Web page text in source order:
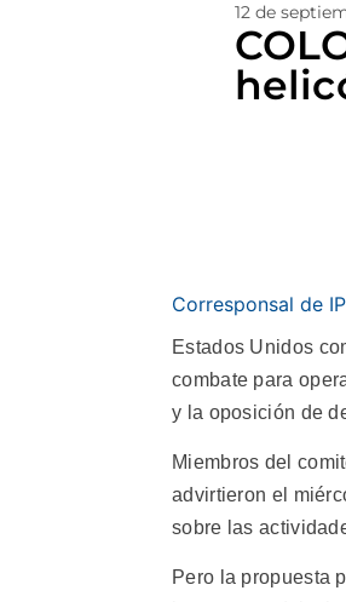
12 de
Corresponsal de
Estados Unidos
combate para
y la oposición de
Miembros del
advirtieron el
sobre las
Pero la propuesta